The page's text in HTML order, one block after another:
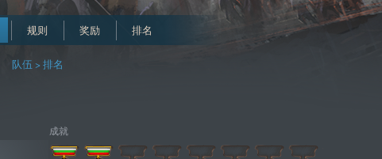
规则 奖励 排名
队伍 > 排名
成就